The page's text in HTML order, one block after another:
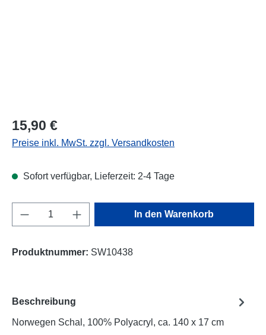
Regulärer Preis:
15,90 €
Preise inkl. MwSt. zzgl. Versandkosten
Sofort verfügbar, Lieferzeit: 2-4 Tage
Produkt Anzahl: Gib den gewünschten
In den Warenkorb
Produktnummer: SW10438
Beschreibung
Norwegen Schal, 100% Polyacryl, ca. 140 x 17 cm